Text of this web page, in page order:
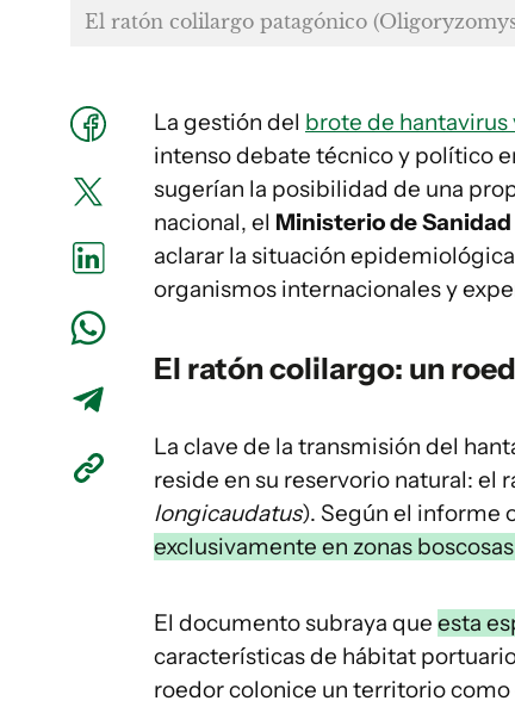
El ratón colilargo patagónico (
La gestión del brote de
intenso debate técnico y político
sugerían la posibilidad de una
nacional, el Ministerio de Sanidad
aclarar la situación
organismos internacionales y
El ratón colilargo: un
La clave de la transmisión del
reside en su reservorio natural: el
longicaudatus). Según el informe
exclusivamente en zonas
El documento subraya que esta
características de hábitat
roedor colonice un territorio